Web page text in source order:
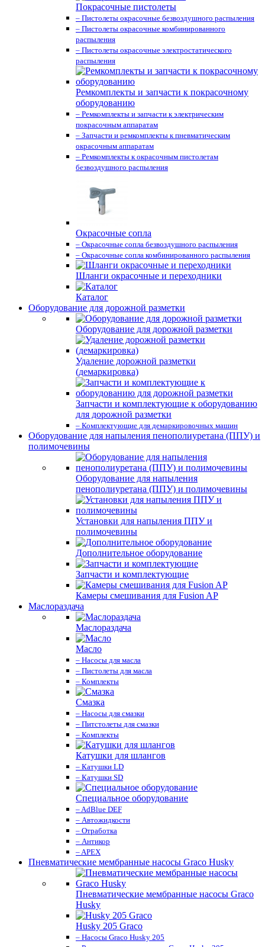
Покрасочные пистолеты
– Пистолеты окрасочные безвоздушного распыления
– Пистолеты окрасочные комбинированного
распыления
– Пистолеты окрасочные электростатического
распыления
Ремкомплекты и запчасти к покрасочному
оборудованию
– Ремкомплекты и запчасти к электрическим
покрасочным аппаратам
– Запчасти и ремкомплекты к пневматическим
окрасочным аппаратам
– Ремкомплекты к окрасочным пистолетам
безвоздушного распыления
Окрасочные сопла
– Окрасочные сопла безвоздушного распыления
– Окрасочные сопла комбинированного распыления
Шланги окрасочные и переходники
Каталог
Оборудование для дорожной разметки
Оборудование для дорожной разметки
Удаление дорожной разметки
(демаркировка)
Запчасти и комплектующие к оборудованию
для дорожной разметки
– Комплектующие для демаркировочных машин
Оборудование для напыления пенополиуретана (ППУ) и
полимочевины
Оборудование для напыления
пенополиуретана (ППУ) и полимочевины
Установки для напыления ППУ и
полимочевины
Дополнительное оборудование
Запчасти и комплектующие
Камеры смешивания для Fusion AP
Маслораздача
Маслораздача
Масло
– Насосы для масла
– Пистолеты для масла
– Комплекты
Смазка
– Насосы для смазки
– Питстолеты для смазки
– Комплекты
Катушки для шлангов
– Катушки LD
– Катушки SD
Специальное оборудование
– AdBlue DEF
– Автожидкости
– Отработка
– Антикор
– APEX
Пневматические мембранные насосы Graco Husky
Пневматические мембранные насосы Graco
Husky
Husky 205 Graco
– Насосы Graco Husky 205